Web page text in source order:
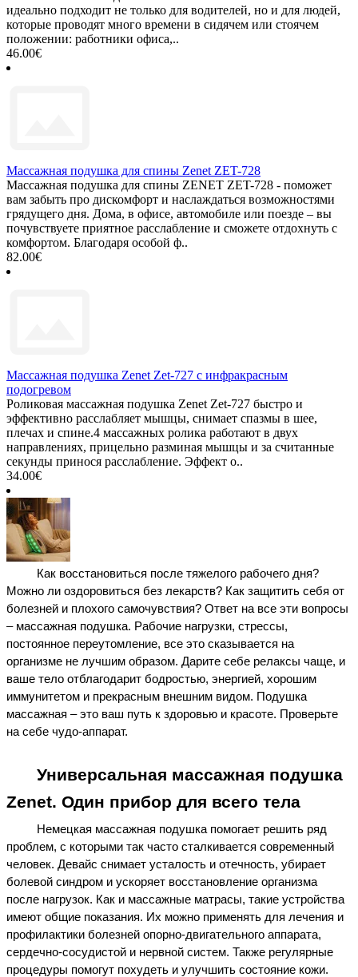
идеально подходит не только для водителей, но и для людей,
которые проводят много времени в сидячем или стоячем
положении: работники офиса,..
46.00€
Массажная подушка для спины Zenet ZET-728
Массажная подушка для спины ZENET ZET-728 - поможет
вам забыть про дискомфорт и наслаждаться возможностями
грядущего дня. Дома, в офисе, автомобиле или поезде – вы
почувствуете приятное расслабление и сможете отдохнуть с
комфортом. Благодаря особой ф..
82.00€
Массажная подушка Zenet Zet-727 с инфракрасным
подогревом
Роликовая массажная подушка Zenet Zet-727 быстро и
эффективно расслабляет мышцы, снимает спазмы в шее,
плечах и спине.4 массажных ролика работают в двух
направлениях, прицельно разминая мышцы и за считанные
секунды принося расслабление. Эффект о..
34.00€
Как восстановиться после тяжелого рабочего дня?
Можно ли оздоровиться без лекарств? Как защитить себя от
болезней и плохого самочувствия? Ответ на все эти вопросы
– массажная подушка. Рабочие нагрузки, стрессы,
постоянное переутомление, все это сказывается на
организме не лучшим образом. Дарите себе релаксы чаще, и
ваше тело отблагодарит бодростью, энергией, хорошим
иммунитетом и прекрасным внешним видом. Подушка
массажная – это ваш путь к здоровью и красоте. Проверьте
на себе чудо-аппарат.
Универсальная массажная подушка
Zenet. Один прибор для всего тела
Немецкая массажная подушка помогает решить ряд
проблем, с которыми так часто сталкивается современный
человек. Девайс снимает усталость и отечность, убирает
болевой синдром и ускоряет восстановление организма
после нагрузок. Как и массажные матрасы, такие устройства
имеют общие показания. Их можно применять для лечения и
профилактики болезней опорно-двигательного аппарата,
сердечно-сосудистой и нервной систем. Также регулярные
процедуры помогут похудеть и улучшить состояние кожи.